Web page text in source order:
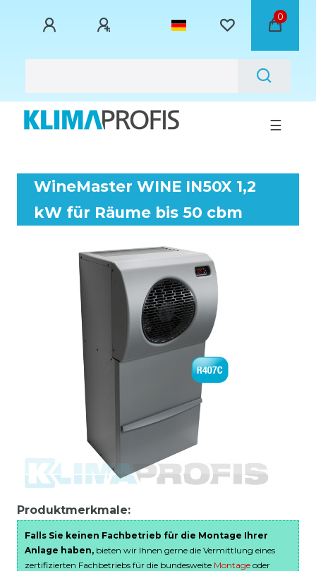
0
☰
WineMaster WINE IN50X 1,2
kW für Räume bis 50 cbm
Produktmerkmale:
Falls Sie keinen Fachbetrieb für die Montage Ihrer
Anlage haben, bieten wir Ihnen gerne die Vermittlung eines
zertifizierten Fachbetriebs für die bundesweite Montage oder